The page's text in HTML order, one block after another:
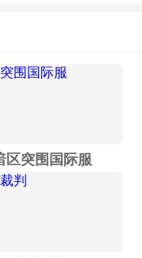
区突围国际服